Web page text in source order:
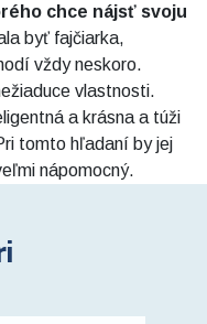
chce nájsť svoju
byť fajčiarka,
vždy neskoro.
vlastnosti.
a krásna a túži
tomto hľadaní by jej
nápomocný.